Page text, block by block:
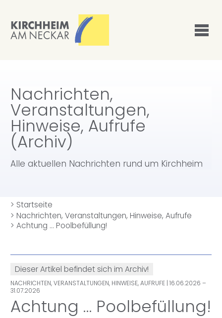
Nachrichten,
Veranstaltungen,
Hinweise, Aufrufe
(Archiv)
Alle aktuellen Nachrichten rund um Kirchheim
> Startseite
> Nachrichten, Veranstaltungen, Hinweise, Aufrufe
> Achtung … Poolbefüllung!
Dieser Artikel befindet sich im Archiv!
NACHRICHTEN, VERANSTALTUNGEN, HINWEISE, AUFRUFE | 16.06.2026 –
31.07.2026
Achtung … Poolbefüllung!